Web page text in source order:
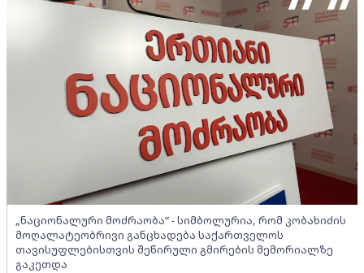
„ნაციონალური მოძრაობა“ - სიმბოლურია, რომ კობახიძის
მოღალატეობრივი განცხადება საქართველოს
თავისუფლებისთვის შეწირული გმირების მემორიალზე
გაკეთდა